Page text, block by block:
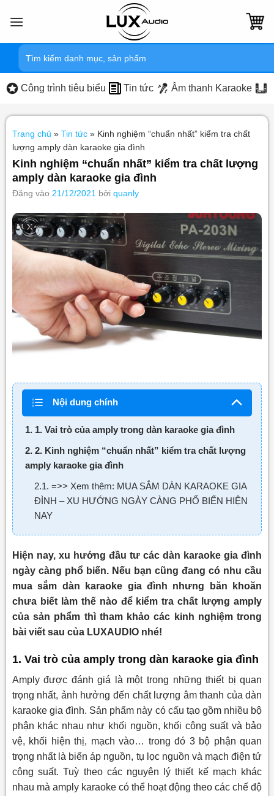
qua
Tìm
kiếm:
Công trình tiêu biểu Tin tức Âm thanh Karaoke
Trang chủ » Tin tức» Kinh nghiệm “chuẩn nhất” kiểm tra chất
lượng amply dàn karaoke gia đình
Kinh nghiệm “chuẩn nhất” kiểm tra chất lượng
amply dàn karaoke gia đình
Đăng vào 21/12/2021 bởi quanly
Nội dung chính
1. 1. Vai trò của amply trong dàn karaoke gia đình
2. 2. Kinh nghiệm “chuẩn nhất” kiểm tra chất lượng
amply karaoke gia đình
2.1. =>> Xem thêm: MUA SẮM DÀN KARAOKE GIA
ĐÌNH – XU HƯỚNG NGÀY CÀNG PHỔ BIẾN HIỆN
NAY
Hiện nay, xu hướng đầu tư các dàn karaoke gia đình
ngày càng phổ biến. Nếu bạn cũng đang có nhu cầu
mua sắm dàn karaoke gia đình nhưng băn khoăn
chưa biết làm thế nào để kiểm tra chất lượng amply
của sản phẩm thì tham khảo các kinh nghiệm trong
bài viết sau của LUXAUDIO nhé!
1. Vai trò của amply trong dàn karaoke gia đình
Amply được đánh giá là một trong những thiết bị quan
trọng nhất, ảnh hưởng đến chất lượng âm thanh của dàn
karaoke gia đình. Sản phẩm này có cấu tạo gồm nhiều bộ
phận khác nhau như khối nguồn, khối công suất và bảo
vệ, khối hiện thị, mạch vào… trong đó 3 bộ phận quan
trọng nhất là biến áp nguồn, tụ lọc nguồn và mạch điện tử
công suất. Tuỳ theo các nguyên lý thiết kế mạch khác
nhau mà amply karaoke có thể hoạt động theo các chế độ